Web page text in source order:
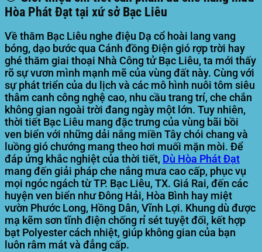
Hòa Phát Đạt tại xứ sở Bạc Liêu
Về thăm Bạc Liêu nghe điệu Dạ cổ hoài lang vang
bóng, dạo bước qua Cánh đồng Điện gió rợp trời hay
ghé thăm giai thoại Nhà Công tử Bạc Liêu, ta mới thấy
rõ sự vươn mình mạnh mẽ của vùng đất này. Cùng với
sự phát triển của du lịch và các mô hình nuôi tôm siêu
thâm canh công nghệ cao, nhu cầu trang trí, che chắn
không gian ngoài trời đang ngày một lớn. Tuy nhiên,
thời tiết Bạc Liêu mang đặc trưng của vùng bãi bồi
ven biển với những dải nắng miền Tây chói chang và
luồng gió chướng mang theo hơi muối mặn mòi. Để
đáp ứng khắc nghiệt của thời tiết, Dù Hòa Phát Đạt
mang đến giải pháp che nắng mưa cao cấp, phục vụ
mọi ngóc ngách từ TP. Bạc Liêu, TX. Giá Rai, đến các
huyện ven biển như Đông Hải, Hòa Bình hay miệt
vườn Phước Long, Hồng Dân, Vĩnh Lợi. Khung dù được
mạ kẽm sơn tĩnh điện chống rỉ sét tuyệt đối, kết hợp
bạt Polyester cách nhiệt, giúp không gian của bạn
luôn râm mát và đẳng cấp.